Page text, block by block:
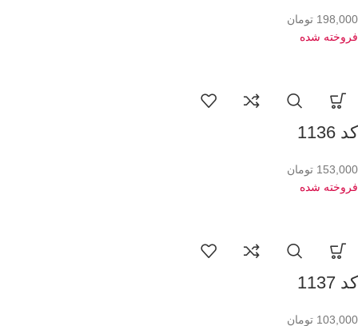
198,000 تومان
فروخته شده
کد 1136
153,000 تومان
فروخته شده
کد 1137
103,000 تومان